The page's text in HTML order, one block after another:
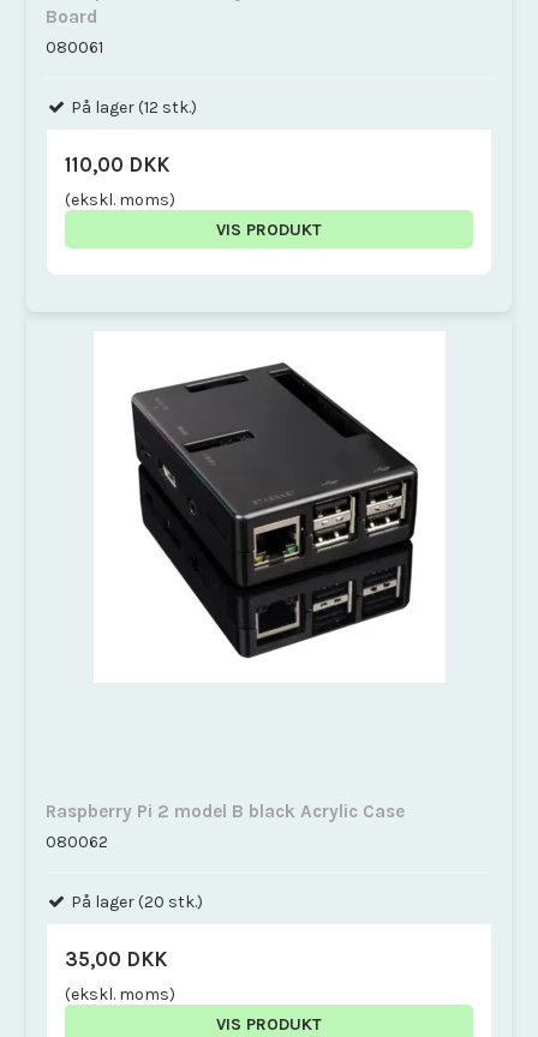
Board
080061
På lager (12 stk.)
110,00 DKK
(ekskl. moms)
VIS PRODUKT
Raspberry Pi 2 model B black Acrylic Case
080062
På lager (20 stk.)
35,00 DKK
(ekskl. moms)
VIS PRODUKT